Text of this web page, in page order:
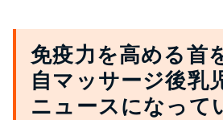
免疫力を高める首
自マッサージ後乳
ニュースになっ